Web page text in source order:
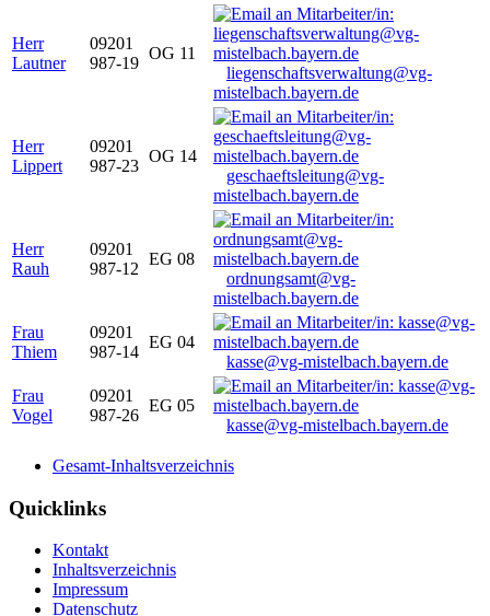
Herr
Lautner
09201
987-19
OG 11
liegenschaftsverwaltung@vg-
mistelbach.bayern.de
Herr
Lippert
09201
987-23
OG 14
geschaeftsleitung@vg-
mistelbach.bayern.de
Herr
Rauh
09201
987-12
EG 08
ordnungsamt@vg-
mistelbach.bayern.de
Frau
Thiem
09201
987-14
EG 04
kasse@vg-mistelbach.bayern.de
Frau
Vogel
09201
987-26
EG 05
kasse@vg-mistelbach.bayern.de
Gesamt-Inhaltsverzeichnis
Quicklinks
Kontakt
Inhaltsverzeichnis
Impressum
Datenschutz